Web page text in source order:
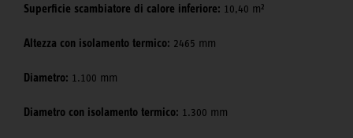
Superficie scambiatore di calore inferiore: 10,40 m²
Altezza con isolamento termico: 2465 mm
Diametro: 1.100 mm
Diametro con isolamento termico: 1.300 mm